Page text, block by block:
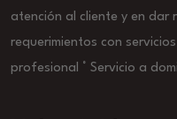
atención al cliente y en dar
requerimientos con
profesional ° Servicio a